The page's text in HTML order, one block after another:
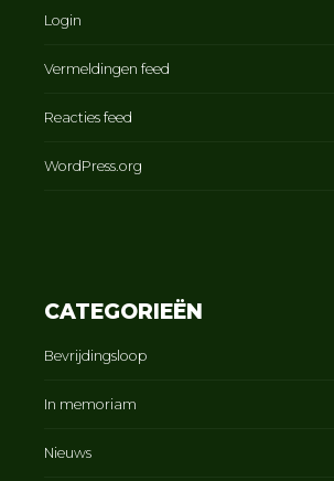
Login
Vermeldingen feed
Reacties feed
WordPress.org
CATEGORIEËN
Bevrijdingsloop
In memoriam
Nieuws